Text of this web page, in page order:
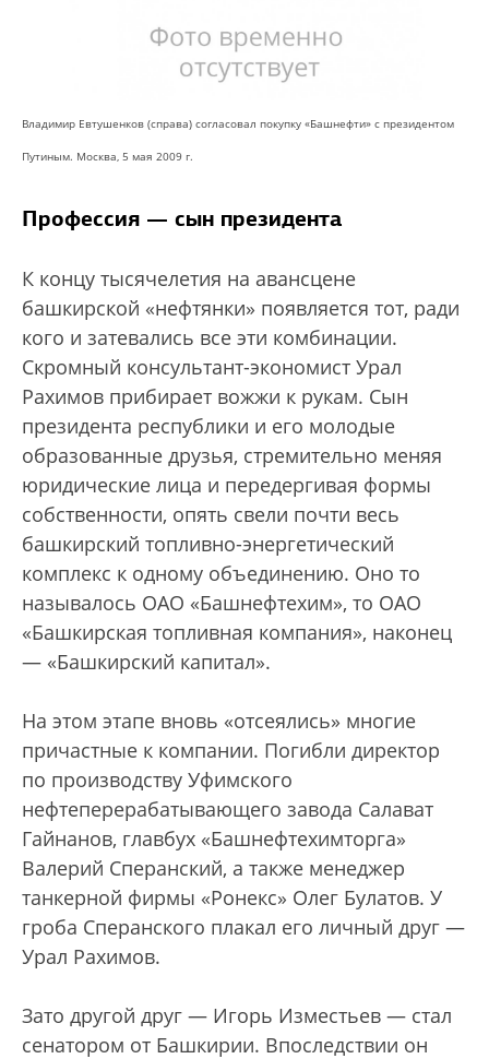
Владимир Евтушенков (справа) согласовал покупку «Башнефти» с президентом
Путиным. Москва, 5 мая 2009 г.
Профессия — сын президента
К концу тысячелетия на авансцене
башкирской «нефтянки» появляется тот, ради
кого и затевались все эти комбинации.
Скромный консультант-экономист Урал
Рахимов прибирает вожжи к рукам. Сын
президента республики и его молодые
образованные друзья, стремительно меняя
юридические лица и передергивая формы
собственности, опять свели почти весь
башкирский топливно-энергетический
комплекс к одному объединению. Оно то
называлось ОАО «Башнефтехим», то ОАО
«Башкирская топливная компания», наконец
— «Башкирский капитал».
На этом этапе вновь «отсеялись» многие
причастные к компании. Погибли директор
по производству Уфимского
нефтеперерабатывающего завода Салават
Гайнанов, главбух «Башнефтехимторга»
Валерий Сперанский, а также менеджер
танкерной фирмы «Ронекс» Олег Булатов. У
гроба Сперанского плакал его личный друг —
Урал Рахимов.
Зато другой друг — Игорь Изместьев — стал
сенатором от Башкирии. Впоследствии он